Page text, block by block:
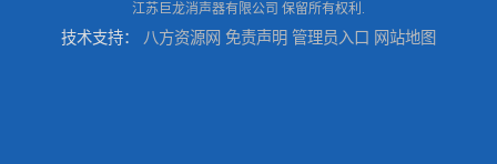
江苏巨龙消声器有限公司 保留所有权利.
技术支持： 八方资源网 免责声明 管理员入口 网站地图